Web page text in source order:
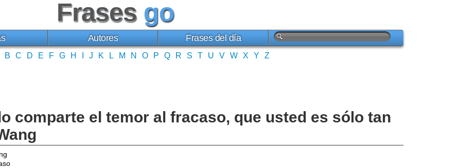
Frases go
Autores Frases del día
B C D E F G H J K L M N O P Q R S T U V W X Y Z
comparte el temor al fracaso, que usted es sólo tan